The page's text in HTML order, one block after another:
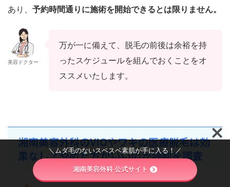
あり、 予約時間通りに施術を開始できるとは限りません。
美容ドクター
万が一に備えて、脱毛の前後は余裕を持
ったスケジュールを組んでおくことをオ
ススメいたします。
湘南美容外科のVIOやワキの医療脱毛は効
果なし？やめた方がいいのか評判を調査
＼ムダ毛のないスベスベ素肌が手に入る！／
湘南美容外科 公式サイト